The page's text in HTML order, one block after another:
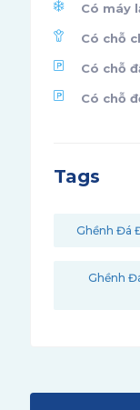
Có máy
Có chỗ
Có chỗ
Có chỗ
Tags
Ghềnh Đá
Ghềnh